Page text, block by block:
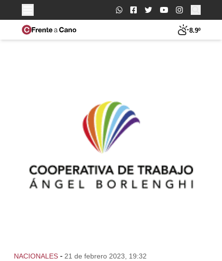
Buscar:
8.9º
NACIONALES - 21 de febrero 2023, 19:32